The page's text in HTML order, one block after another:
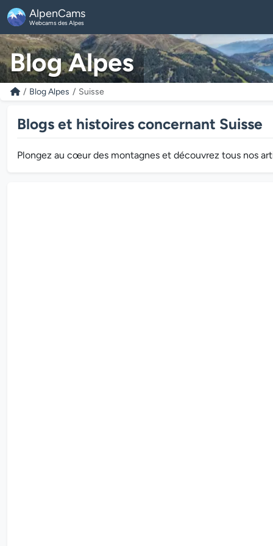
AlpenCams
Webcams des Alpes
Blog Alpes
Blog Alpes Suisse
Blogs et histoires concernant Suisse
Plongez au cœur des montagnes et découvrez tous nos